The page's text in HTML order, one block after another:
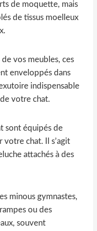
de moquette, mais
de tissus moelleux
de vos meubles, ces
enveloppés dans
indispensable
votre chat.
sont équipés de
chat. Il s’agit
attachés à des
minous gymnastes,
ou des
souvent